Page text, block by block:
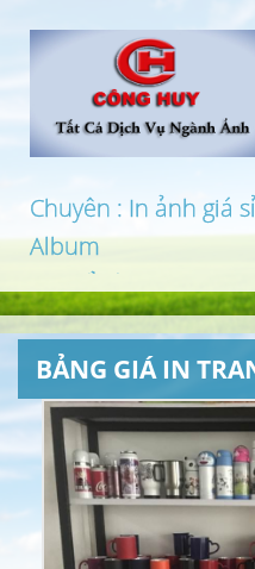
Chuyên : In ảnh giá
Album
In khổ lớn, In UV 3D,
…
BẢNG GIÁ IN